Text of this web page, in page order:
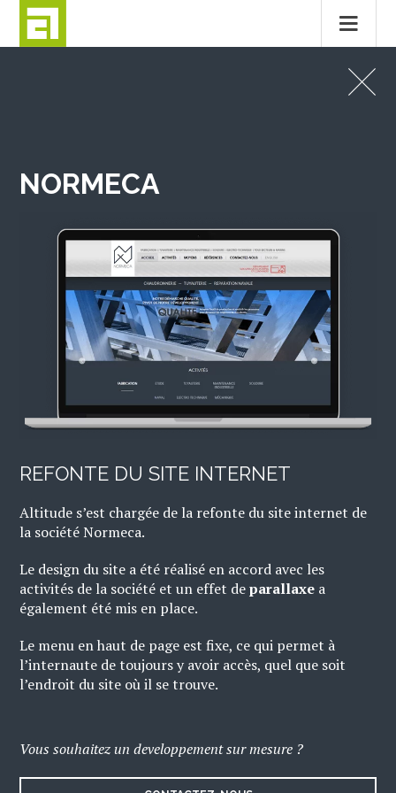
NORMECA
REFONTE DU SITE INTERNET
Altitude s’est chargée de la refonte du site internet de
la société Normeca.
Le design du site a été réalisé en accord avec les
activités de la société et un effet deparallaxe a
également été mis en place.
Le menu en haut de page est fixe, ce qui permet à
l’internaute de toujours y avoir accès, quel que soit
l’endroit du site où il se trouve.
Vous souhaitez un developpement sur mesure ?
MENTIONS LÉGALES CONTACT
© 2026ALTITUDE